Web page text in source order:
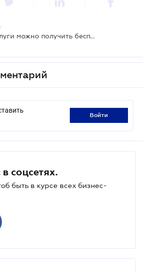
/
CОVID-19: какие услуги можно получить бесплатно
войти
соцсетях.
быть в курсе всех бизнес-